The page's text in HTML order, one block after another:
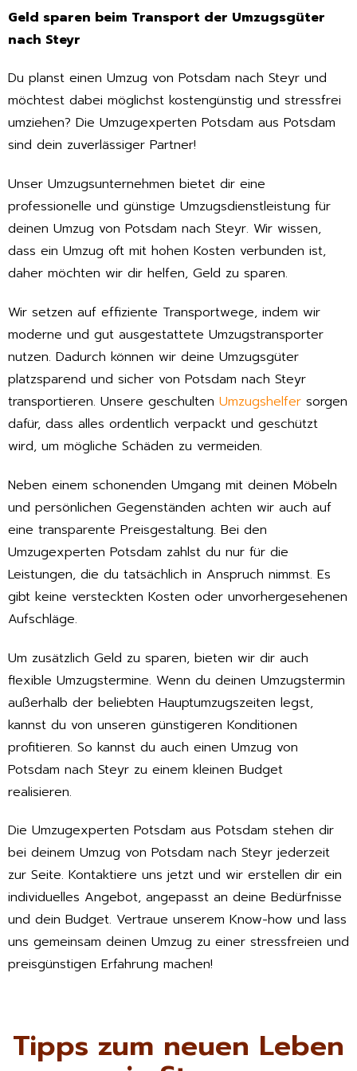
Geld sparen beim Transport der Umzugsgüter
nach Steyr
Du planst einen Umzug von Potsdam nach Steyr und
möchtest dabei möglichst kostengünstig und stressfrei
umziehen? Die Umzugexperten Potsdam aus Potsdam
sind dein zuverlässiger Partner!
Unser Umzugsunternehmen bietet dir eine
professionelle und günstige Umzugsdienstleistung für
deinen Umzug von Potsdam nach Steyr. Wir wissen,
dass ein Umzug oft mit hohen Kosten verbunden ist,
daher möchten wir dir helfen, Geld zu sparen.
Wir setzen auf effiziente Transportwege, indem wir
moderne und gut ausgestattete Umzugstransporter
nutzen. Dadurch können wir deine Umzugsgüter
platzsparend und sicher von Potsdam nach Steyr
transportieren. Unsere geschulten Umzugshelfer sorgen
dafür, dass alles ordentlich verpackt und geschützt
wird, um mögliche Schäden zu vermeiden.
Neben einem schonenden Umgang mit deinen Möbeln
und persönlichen Gegenständen achten wir auch auf
eine transparente Preisgestaltung. Bei den
Umzugexperten Potsdam zahlst du nur für die
Leistungen, die du tatsächlich in Anspruch nimmst. Es
gibt keine versteckten Kosten oder unvorhergesehenen
Aufschläge.
Um zusätzlich Geld zu sparen, bieten wir dir auch
flexible Umzugstermine. Wenn du deinen Umzugstermin
außerhalb der beliebten Hauptumzugszeiten legst,
kannst du von unseren günstigeren Konditionen
profitieren. So kannst du auch einen Umzug von
Potsdam nach Steyr zu einem kleinen Budget
realisieren.
Die Umzugexperten Potsdam aus Potsdam stehen dir
bei deinem Umzug von Potsdam nach Steyr jederzeit
zur Seite. Kontaktiere uns jetzt und wir erstellen dir ein
individuelles Angebot, angepasst an deine Bedürfnisse
und dein Budget. Vertraue unserem Know-how und lass
uns gemeinsam deinen Umzug zu einer stressfreien und
preisgünstigen Erfahrung machen!
Tipps zum neuen Leben